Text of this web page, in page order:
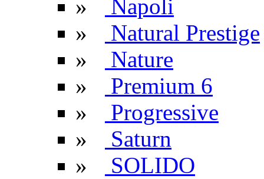
»
Napoli
»
Natural Prestige
»
Nature
»
Premium 6
»
Progressive
»
Saturn
»
SOLIDO